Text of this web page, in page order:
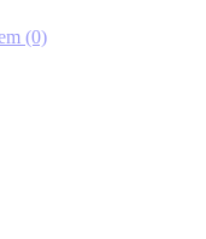
(0)